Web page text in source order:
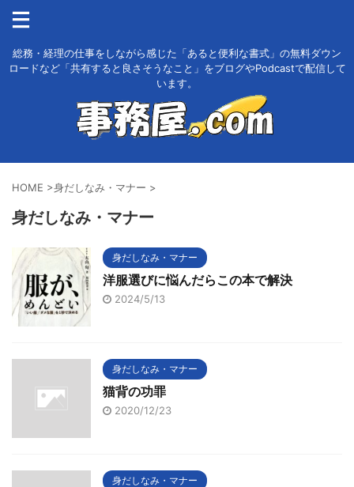
総務・経理の仕事をしながら感じた「あると便利な書式」の無料ダウン
ロードなど「共有すると良さそうなこと」をブログやPodcastで配信して
います。
HOME >身だしなみ・マナー >
身だしなみ・マナー
身だしなみ・マナー
洋服選びに悩んだらこの本で解決
2024/5/13
身だしなみ・マナー
猫背の功罪
2020/12/23
身だしなみ・マナー